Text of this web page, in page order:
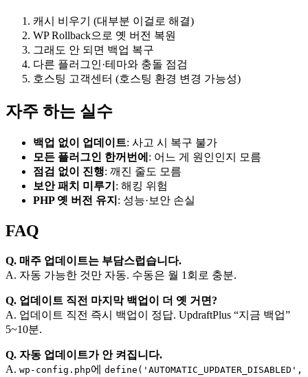
캐시 비우기 (대부분 이걸로 해결)
WP Rollback으로 옛 버전 복원
그래도 안 되면 백업 복구
다른 플러그인·테마와 충돌 점검
호스팅 고객센터 (호스팅 환경 변경 가능성)
자주 하는 실수
백업 없이 업데이트: 사고 시 복구 불가
모든 플러그인 한꺼번에 : 어느 게 원인인지 모름
점검 없이 진행: 깨진 줄도 모름
보안 패치 미루기 : 해킹 위험
PHP 옛 버전 유지 : 성능·보안 손실
FAQ
Q. 매주 업데이트는 부담스럽습니다.
A. 자동 가능한 것만 자동. 수동은 월 1회로 충분.
Q. 업데이트 직전 마지막 백업이 더 옛 거면?
A. 업데이트 직전 즉시 백업이 정답. UpdraftPlus “지금 백업”
5~10분.
Q. 자동 업데이트가 안 켜집니다.
A. wp-config.php에 define('AUTOMATIC_UPDATER_DISABLED',